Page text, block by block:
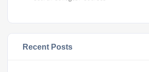
Recent Posts